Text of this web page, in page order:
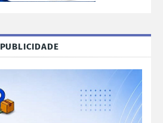
PUBLICIDADE